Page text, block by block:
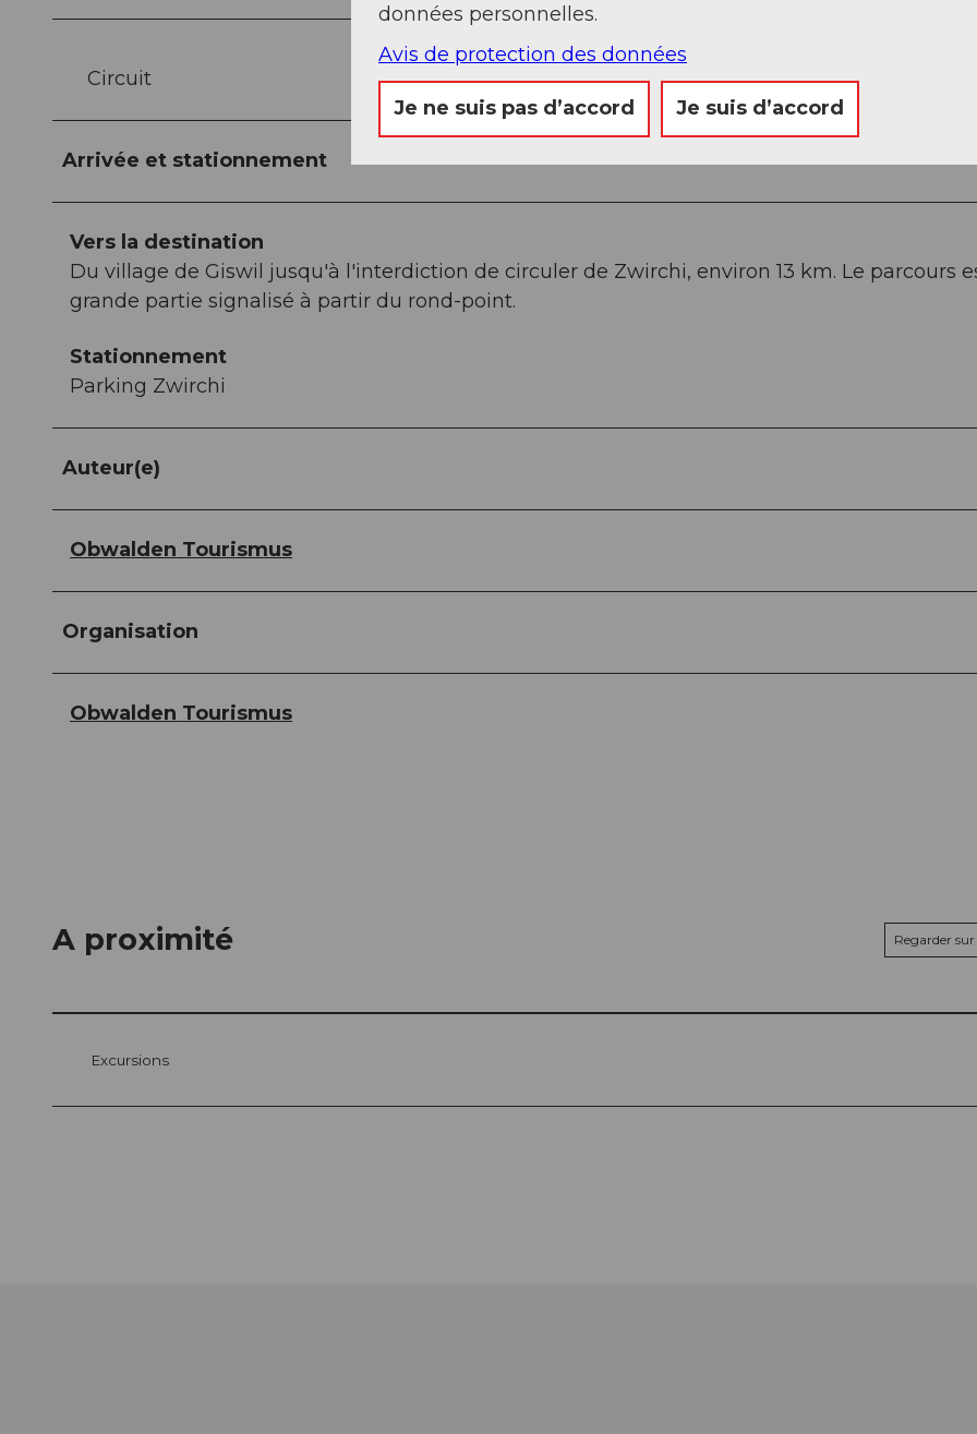
Circuit
Arrivée et stationnement
Vers la destination
Du village de Giswil jusqu'à l'interdiction de circuler de Zwirchi, environ 13 km. Le parcours
grande partie signalisé à partir du rond-point.
Stationnement
Parking Zwirchi
Auteur(e)
Obwalden Tourismus
Organisation
Obwalden Tourismus
A proximité Regarder
Excursions
données personnelles.
Avis de protection des données
Je ne suis pas d’accord Je suis d’accord